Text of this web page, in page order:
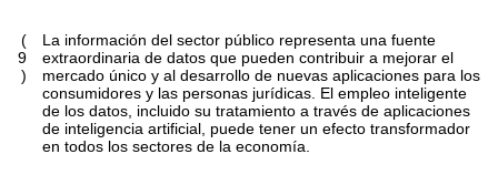
(
9
)
La información del sector público representa una fuente
extraordinaria de datos que pueden contribuir a mejorar el
mercado único y al desarrollo de nuevas aplicaciones para los
consumidores y las personas jurídicas. El empleo inteligente
de los datos, incluido su tratamiento a través de aplicaciones
de inteligencia artificial, puede tener un efecto transformador
en todos los sectores de la economía.